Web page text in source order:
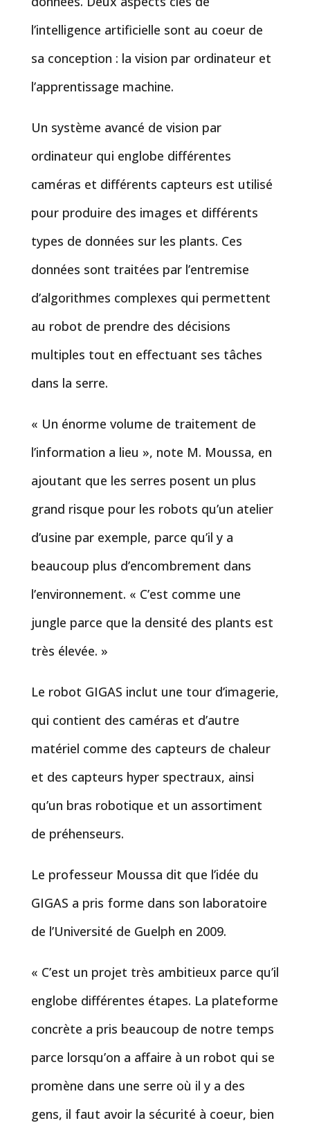
l’intelligence artificielle sont au coeur de
sa conception : la vision par ordinateur et
l’apprentissage machine.
Un système avancé de vision par
ordinateur qui englobe différentes
caméras et différents capteurs est utilisé
pour produire des images et différents
types de données sur les plants. Ces
données sont traitées par l’entremise
d’algorithmes complexes qui permettent
au robot de prendre des décisions
multiples tout en effectuant ses tâches
dans la serre.
« Un énorme volume de traitement de
l’information a lieu », note M. Moussa, en
ajoutant que les serres posent un plus
grand risque pour les robots qu’un atelier
d’usine par exemple, parce qu’il y a
beaucoup plus d’encombrement dans
l’environnement. « C’est comme une
jungle parce que la densité des plants est
très élevée. »
Le robot GIGAS inclut une tour d’imagerie,
qui contient des caméras et d’autre
matériel comme des capteurs de chaleur
et des capteurs hyper spectraux, ainsi
qu’un bras robotique et un assortiment
de préhenseurs.
Le professeur Moussa dit que l’idée du
GIGAS a pris forme dans son laboratoire
de l’Université de Guelph en 2009.
« C’est un projet très ambitieux parce qu’il
englobe différentes étapes. La plateforme
concrète a pris beaucoup de notre temps
parce lorsqu’on a affaire à un robot qui se
promène dans une serre où il y a des
gens, il faut avoir la sécurité à coeur, bien